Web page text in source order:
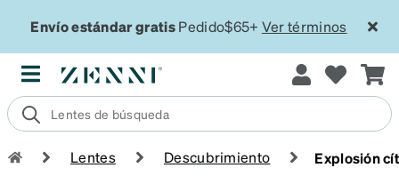
Envío estándar gratisPedido$65+ Ver términos
Lentes Descubrimiento Explosión